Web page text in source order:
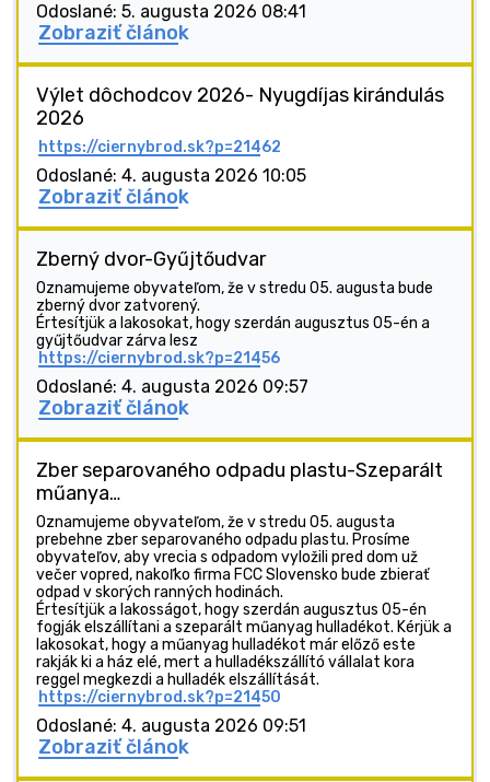
Odoslané: 5. augusta 2026 08:41
Zobraziť článok
Výlet dôchodcov 2026- Nyugdíjas kirándulás
2026
https://ciernybrod.sk?p=21462
Odoslané: 4. augusta 2026 10:05
Zobraziť článok
Zberný dvor-Gyűjtőudvar
Oznamujeme obyvateľom, že v stredu 05. augusta bude
zberný dvor zatvorený.
Értesítjük a lakosokat, hogy szerdán augusztus 05-én a
gyűjtőudvar zárva lesz
https://ciernybrod.sk?p=21456
Odoslané: 4. augusta 2026 09:57
Zobraziť článok
Zber separovaného odpadu plastu-Szeparált
műanya…
Oznamujeme obyvateľom, že v stredu 05. augusta
prebehne zber separovaného odpadu plastu. Prosíme
obyvateľov, aby vrecia s odpadom vyložili pred dom už
večer vopred, nakoľko firma FCC Slovensko bude zbierať
odpad v skorých ranných hodinách.
Értesítjük a lakosságot, hogy szerdán augusztus 05-én
fogják elszállítani a szeparált műanyag hulladékot. Kérjük a
lakosokat, hogy a műanyag hulladékot már előző este
rakják ki a ház elé, mert a hulladékszállító vállalat kora
reggel megkezdi a hulladék elszállítását.
https://ciernybrod.sk?p=21450
Odoslané: 4. augusta 2026 09:51
Zobraziť článok